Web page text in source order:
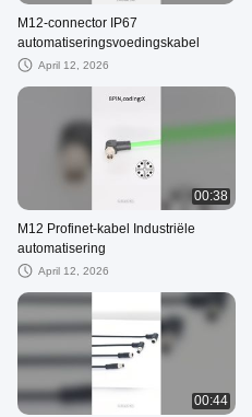
M12-connector IP67
automatiseringsvoedingskabel
April 12, 2026
00:38
M12 Profinet-kabel Industriële
automatisering
April 12, 2026
00:44